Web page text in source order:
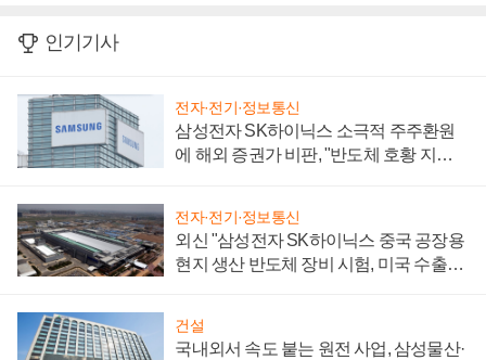
인기기사
전자·전기·정보통신
삼성전자 SK하이닉스 소극적 주주환원
에 해외 증권가 비판, "반도체 호황 지속
전자·전기·정보통신
외신 "삼성전자 SK하이닉스 중국 공장용
현지 생산 반도체 장비 시험, 미국 수출통
건설
국내외서 속도 붙는 원전 사업, 삼성물산·